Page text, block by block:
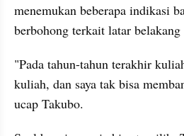
menemukan beberapa indikasi
berbohong terkait latar belakang
"Pada tahun-tahun terakhir
kuliah, dan saya tak bisa
ucap Takubo.